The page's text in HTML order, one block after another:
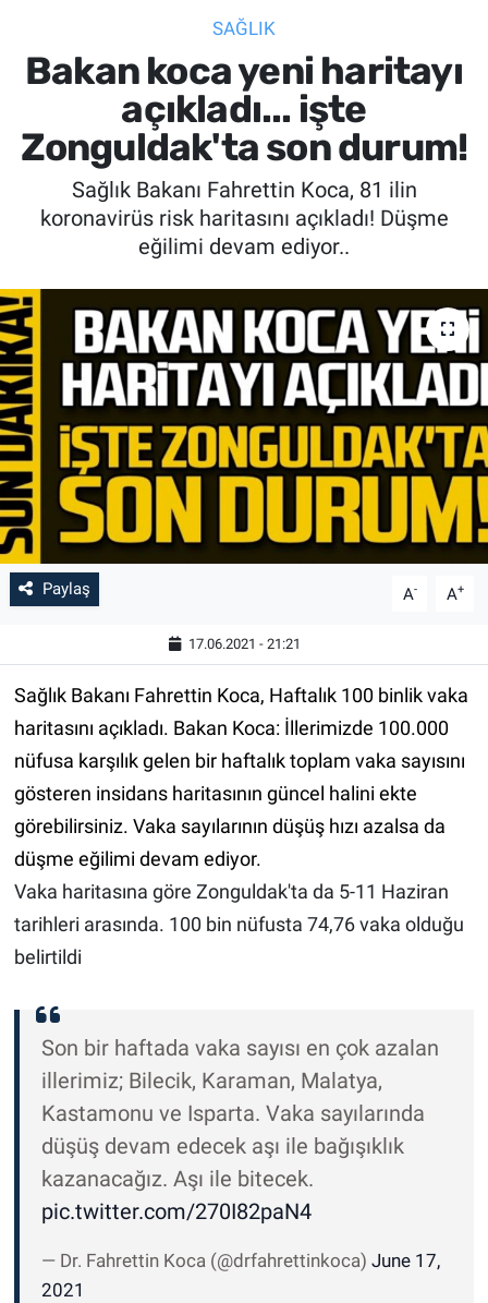
SAĞLIK
Bakan koca yeni haritayı
açıkladı... işte
Zonguldak'ta son durum!
Sağlık Bakanı Fahrettin Koca, 81 ilin
koronavirüs risk haritasını açıkladı! Düşme
eğilimi devam ediyor..
Paylaş A- A+
17.06.2021 - 21:21
Sağlık Bakanı Fahrettin Koca, Haftalık 100 binlik vaka
haritasını açıkladı. Bakan Koca: İllerimizde 100.000
nüfusa karşılık gelen bir haftalık toplam vaka sayısını
gösteren insidans haritasının güncel halini ekte
görebilirsiniz. Vaka sayılarının düşüş hızı azalsa da
düşme eğilimi devam ediyor.
Vaka haritasına göre Zonguldak'ta da 5-11 Haziran
tarihleri arasında. 100 bin nüfusta 74,76 vaka olduğu
belirtildi
Son bir haftada vaka sayısı en çok azalan
illerimiz; Bilecik, Karaman, Malatya,
Kastamonu ve Isparta. Vaka sayılarında
düşüş devam edecek aşı ile bağışıklık
kazanacağız. Aşı ile bitecek.
pic.twitter.com/270I82paN4
— Dr. Fahrettin Koca (@drfahrettinkoca) June 17,
2021
SAĞLIK